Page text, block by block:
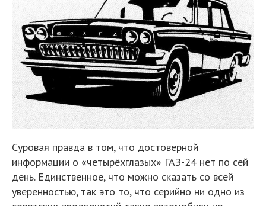
Суровая правда в том, что достоверной
информации о «четырёхглазых» ГАЗ-24 нет по сей
день. Единственное, что можно сказать со всей
уверенностью, так это то, что серийно ни одно из